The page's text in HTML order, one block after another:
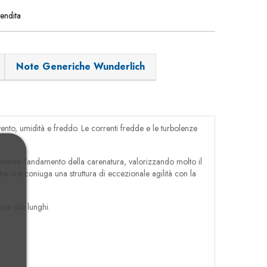
Note Generiche Wunderlich
umidità e freddo. Le correnti fredde e le turbolenze
l'andamento della carenatura, valorizzando molto il
ora coniuga una struttura di eccezionale agilità con la
più lunghi.